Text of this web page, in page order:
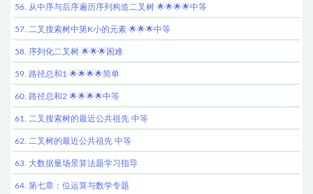
56. 从中序与后序遍历序列构造二叉树 🌟🌟🌟🌟中等
57. 二叉搜索树中第K小的元素 🌟🌟🌟中等
58. 序列化二叉树 🌟🌟🌟困难
59. 路径总和1 🌟🌟🌟🌟简单
60. 路径总和2 🌟🌟🌟🌟中等
61. 二叉搜索树的最近公共祖先 中等
62. 二叉树的最近公共祖先 中等
63. 大数据量场景算法题学习指导
64. 第七章：位运算与数学专题